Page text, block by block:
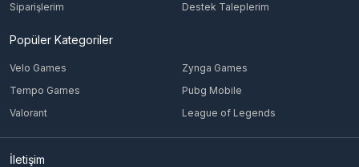
Siparişlerim
Destek Taleplerim
Popüler Kategoriler
Velo Games
Zynga Games
Tempo Games
Pubg Mobile
Valorant
League of Legends
İletişim